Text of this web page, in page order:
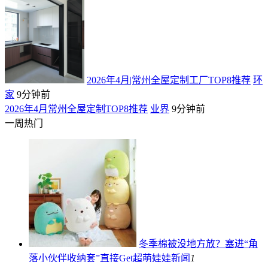
2026年4月|常州全屋定制工厂TOP8推荐 环
家 9分钟前
2026年4月常州全屋定制TOP8推荐 业界 9分钟前
一周热门
冬季棉被没地方放？塞进“角
落小伙伴收纳套”直接Get超萌娃娃新闻1